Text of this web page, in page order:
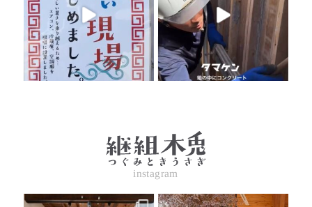
instagram